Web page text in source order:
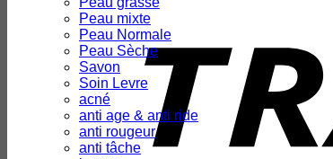
Peau mixte
Peau Normale
Peau Sèche
Savon
Soin Levre
acné
anti age & anti ride
anti rougeur
anti tâche